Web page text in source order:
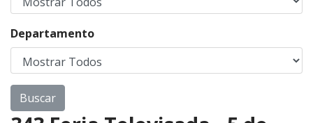
Departamento